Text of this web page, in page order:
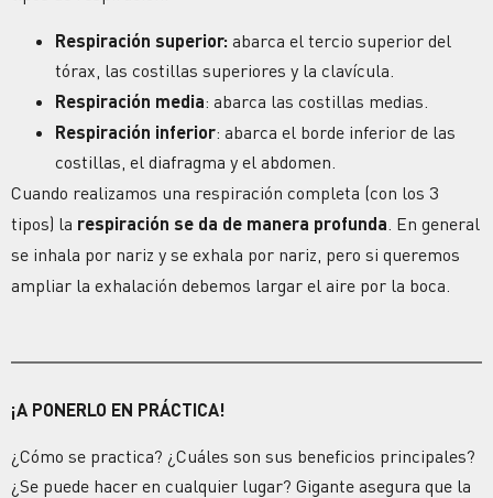
Respiración superior: abarca el tercio superior del
tórax, las costillas superiores y la clavícula.
Respiración media: abarca las costillas medias.
Respiración inferior: abarca el borde inferior de las
costillas, el diafragma y el abdomen.
Cuando realizamos una respiración completa (con los 3
tipos) la respiración se da de manera profunda . En general
se inhala por nariz y se exhala por nariz, pero si queremos
ampliar la exhalación debemos largar el aire por la boca.
¡A PONERLO EN PRÁCTICA!
¿Cómo se practica? ¿Cuáles son sus beneficios principales?
¿Se puede hacer en cualquier lugar? Gigante asegura que la